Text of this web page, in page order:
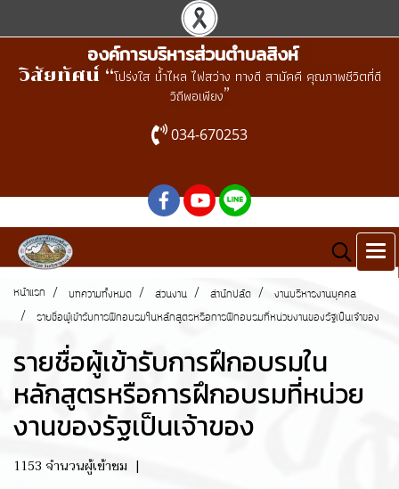
องค์การบริหารส่วนตำบลสิงห์
วิสัยทัศน์ “โปร่งใส น้ำไหล ไฟสว่าง ทางดี สามัคคี คุณภาพชีวิตที่ดี
วิถีพอเพียง”
034-670253
หน้าแรก บทความทั้งหมด ส่วนงาน สำนักปลัด งานบริหารงานบุคคล
รายชื่อผู้เข้ารับการฝึกอบรมในหลักสูตรหรือการฝึกอบรมที่หน่วยงานของรัฐเป็นเจ้าของ
รายชื่อผู้เข้ารับการฝึกอบรมใน
หลักสูตรหรือการฝึกอบรมที่หน่วย
งานของรัฐเป็นเจ้าของ
1153 จำนวนผู้เข้าชม |